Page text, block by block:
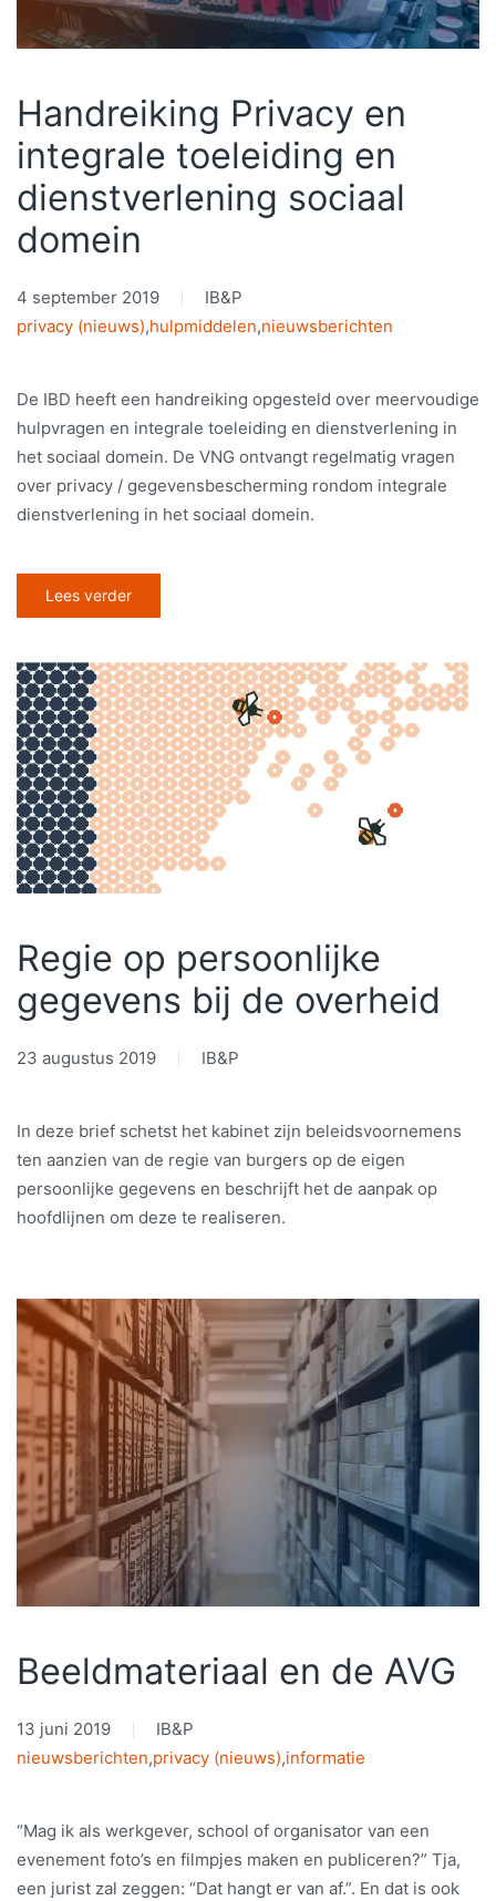
Handreiking Privacy en
integrale toeleiding en
dienstverlening sociaal
domein
4 september 2019
IB&P
privacy (nieuws),hulpmiddelen,nieuwsberichten
De IBD heeft een handreiking opgesteld over meervoudige
hulpvragen en integrale toeleiding en dienstverlening in
het sociaal domein. De VNG ontvangt regelmatig vragen
over privacy / gegevensbescherming rondom integrale
dienstverlening in het sociaal domein.
Lees verder
Regie op persoonlijke
gegevens bij de overheid
23 augustus 2019 IB&P
In deze brief schetst het kabinet zijn beleidsvoornemens
ten aanzien van de regie van burgers op de eigen
persoonlijke gegevens en beschrijft het de aanpak op
hoofdlijnen om deze te realiseren.
Beeldmateriaal en de AVG
13 juni 2019
IB&P
nieuwsberichten,privacy (nieuws),informatie
“Mag ik als werkgever, school of organisator van een
evenement foto’s en filmpjes maken en publiceren?” Tja,
een jurist zal zeggen: “Dat hangt er van af.”. En dat is ook